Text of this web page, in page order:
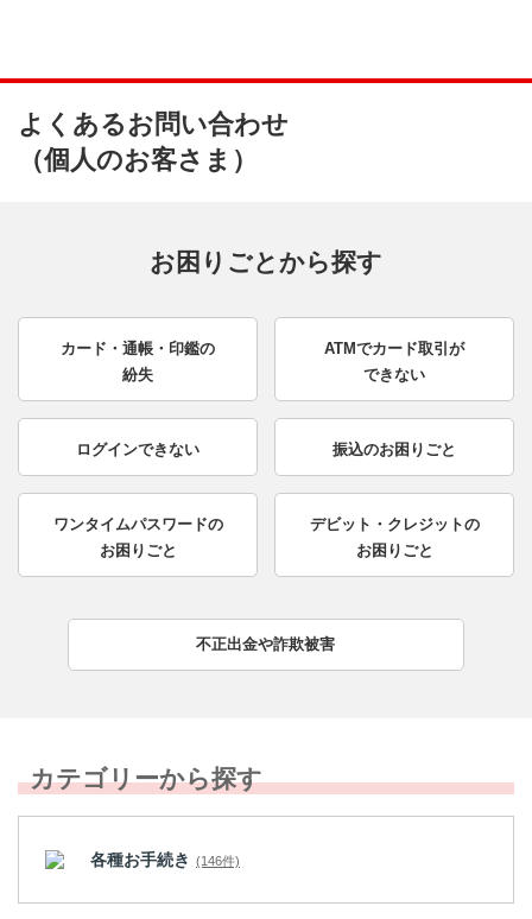
よくあるお問い合わせ
（個人のお客さま）
お困りごとから探す
カード・通帳・印鑑の
紛失
ATMでカード取引が
できない
ログインできない 振込のお困りごと
ワンタイムパスワードの
お困りごと
デビット・クレジットの
お困りごと
不正出金や詐欺被害
カテゴリーから探す
各種お手続き (146件)